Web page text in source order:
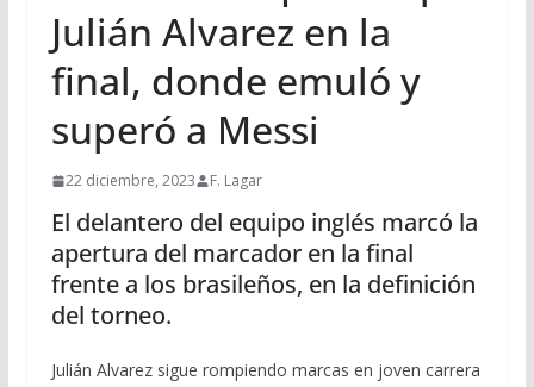
Julián Alvarez en la
final, donde emuló y
superó a Messi
22 diciembre, 2023 F. Lagar
El delantero del equipo inglés marcó la
apertura del marcador en la final
frente a los brasileños, en la definición
del torneo.
Julián Alvarez sigue rompiendo marcas en joven carrera